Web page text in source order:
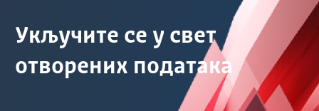
Укључите се у свет
отворених података